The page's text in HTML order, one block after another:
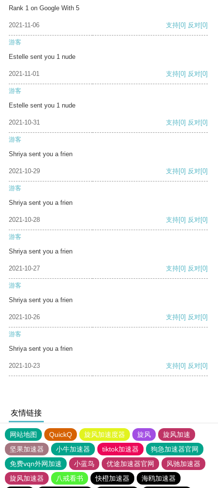
Rank 1 on Google With 5
2021-11-06 支持[0] 反对[0]
游客
Estelle sent you 1 nude
2021-11-01 支持[0] 反对[0]
游客
Estelle sent you 1 nude
2021-10-31 支持[0] 反对[0]
游客
Shriya sent you a frien
2021-10-29 支持[0] 反对[0]
游客
Shriya sent you a frien
2021-10-28 支持[0] 反对[0]
游客
Shriya sent you a frien
2021-10-27 支持[0] 反对[0]
游客
Shriya sent you a frien
2021-10-26 支持[0] 反对[0]
游客
Shriya sent you a frien
2021-10-23 支持[0] 反对[0]
友情链接
网站地图 QuickQ 旋风加速度器 旋风
旋风加速
坚果加速器
小牛加速器 tiktok加速器
狗急加速器官网
免费vqn外网加速
小蓝鸟 优途加速器官网
风驰加速器
旋风加速器
八戒看书 快橙加速器 海鸥加速器